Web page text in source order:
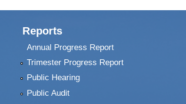
Reports
Annual Progress Report
Trimester Progress Report
Public Hearing
Public Audit